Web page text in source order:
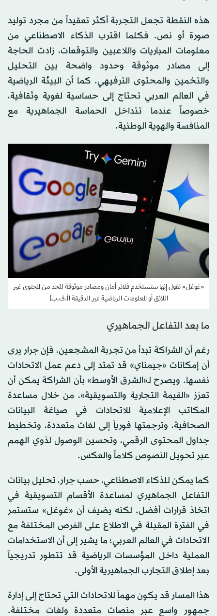
هذه النقطة تجعل التجربة أكثر تعقيداً من مجرد توليد
صورة أو نص. فكلما اقترب الذكاء الاصطناعي من
معلومات المباريات واللاعبين والتوقعات، زادت الحاجة
إلى مصادر موثوقة وحدود واضحة بين التحليل
والتخمين والمحتوى الترفيهي. كما أن البيئة الرياضية
في العالم العربي تحتاج إلى حساسية لغوية وثقافية،
خصوصاً عندما تتداخل الحماسة الجماهيرية مع
المنافسة والهوية الوطنية.
«غوغل» تقول إنها ستستخدم فلاتر أمان ومصادر موثوقة للحد من المحتوى غير
اللائق أو المعلومات الرياضية غير الدقيقة (أ.ف.ب)
ما بعد التفاعل الجماهيري
رغم أن الشراكة تبدأ من تجربة المشجعين، فإن جرار يرى
أن إمكانات «جيمناي» قد تمتد إلى دعم عمل الاتحادات
نفسها. ويصرح لـ«الشرق الأوسط» بأن الشراكة يمكن أن
تعزز «القيمة التجارية والتسويقية»، من خلال مساعدة
المكاتب الإعلامية للاتحادات في صياغة البيانات
الصحافية، وترجمتها فورياً إلى لغات متعددة، وتخطيط
جداول المحتوى الرقمي، وتحسين الوصول لذوي الهمم
عبر تحويل النصوص كلاماً والعكس.
كما يمكن للذكاء الاصطناعي، حسب جرار، تحليل بيانات
التفاعل الجماهيري لمساعدة الأقسام التسويقية في
اتخاذ قرارات أفضل. لكنه يضيف أن «غوغل» ستستمر
في الفترة المقبلة في الاطلاع على الفرص المختلفة مع
الاتحادات في العالم العربي؛ ما يشير إلى أن الاستخدامات
العملية داخل المؤسسات الرياضية قد تتطور تدريجياً
بعد إطلاق التجارب الجماهيرية الأولى.
هذا المسار قد يكون مهماً للاتحادات التي تحتاج إلى إدارة
جمهور واسع عبر منصات متعددة ولغات مختلفة.